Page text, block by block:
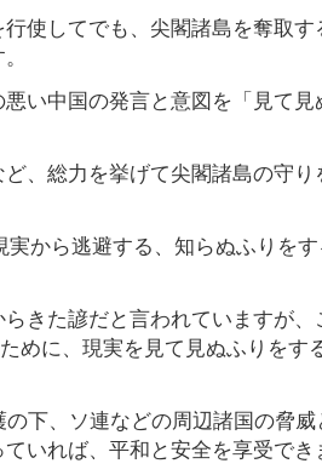
使してでも、尖閣諸島を奪取
い中国の発言と意図を「見て
、総力を挙げて尖閣諸島の守
から逃避する、知らぬふりを
きた諺だと言われていますが、
めに、現実を見て見ぬふりをす
下、ソ連などの周辺諸国の脅
いれば、平和と安全を享受でき